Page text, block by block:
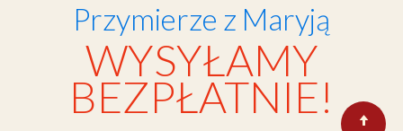
Przymierze z Maryją
WYSYŁAMY
BEZPŁATNIE!